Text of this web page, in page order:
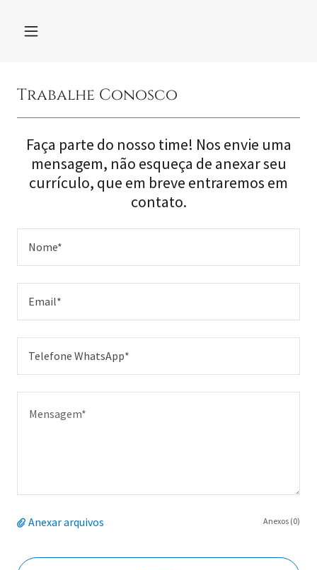
Trabalhe Conosco
Faça parte do nosso time! Nos envie uma
mensagem, não esqueça de anexar seu
currículo, que em breve entraremos em
contato.
Nome*
Email*
Telefone WhatsApp*
Anexar arquivos Anexos (0)